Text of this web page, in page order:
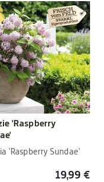
'Raspberry
'Raspberry Sundae'
19,99 €